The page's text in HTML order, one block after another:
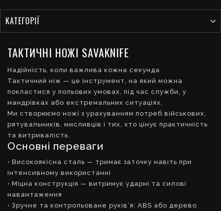
КАТЕГОРІЇ
ТАКТИЧНІ НОЖІ SAVAKNIFE
Надійність, коли важлива кожна секунда
Тактичний ніж — це інструмент, на який можна
покластися у польових умовах, під час служби, у
мандрівках або екстремальних ситуаціях.
Ми створюємо ножі з урахуванням потреб військових,
рятувальників, мисливців і тих, хто цінує практичність
та витривалість.
Основні переваги
• Високоякісна сталь — тримає заточку навіть при
інтенсивному використанні
• Міцна конструкція — витримує ударні та силові
навантаження
• Зручне та контрольоване руків’я: ABS або дерево